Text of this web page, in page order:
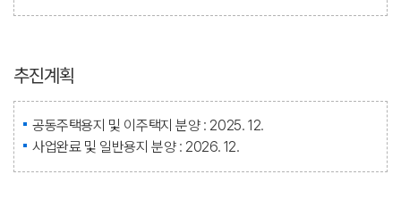
추진계획
공동주택용지 및 이주택지 분양 : 2025. 12.
사업완료 및 일반용지 분양 : 2026. 12.